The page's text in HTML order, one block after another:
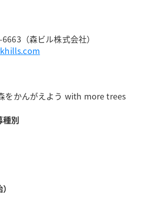
（森ビル株式会社）
をかんがえよう with more trees
種別